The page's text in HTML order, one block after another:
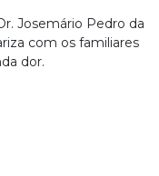
Josemário Pedro da
com os familiares
dor.